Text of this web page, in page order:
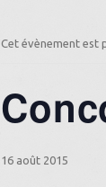
Cet évènement est
16 août 2015